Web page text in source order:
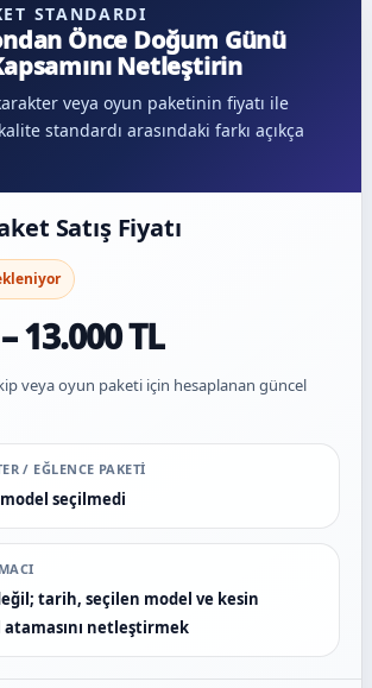
STANDARDI
Önce Doğum Günü
Netleştirin
veya oyun paketinin fiyatı ile
standardı arasındaki farkı açıkça
Satış Fiyatı
13.000 TL
veya oyun paketi için hesaplanan güncel
/ EĞLENCE PAKETI
seçilmedi
tarih, seçilen model ve kesin
netleştirmek